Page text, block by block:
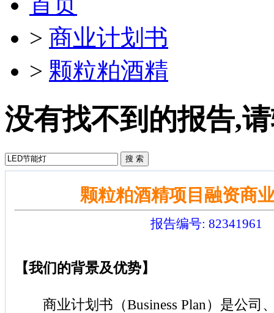
> 商业计划书
> 颗粒粕酒精
没有找不到的报告,
颗粒粕酒精项目融资商
报告编号: 82341961
【我们的背景及优势】
商业计划书（Business Plan）是公司